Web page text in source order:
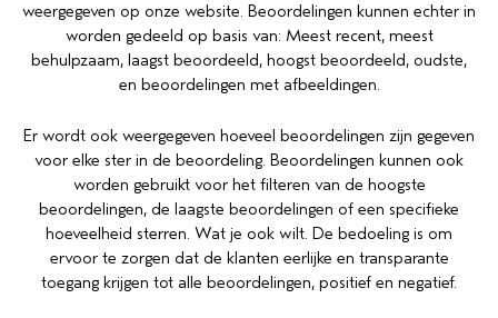
weergegeven op onze website. Beoordelingen kunnen echter in
worden gedeeld op basis van: Meest recent, meest
behulpzaam, laagst beoordeeld, hoogst beoordeeld, oudste,
en beoordelingen met afbeeldingen.
Er wordt ook weergegeven hoeveel beoordelingen zijn gegeven
voor elke ster in de beoordeling. Beoordelingen kunnen ook
worden gebruikt voor het filteren van de hoogste
beoordelingen, de laagste beoordelingen of een specifieke
hoeveelheid sterren. Wat je ook wilt. De bedoeling is om
ervoor te zorgen dat de klanten eerlijke en transparante
toegang krijgen tot alle beoordelingen, positief en negatief.